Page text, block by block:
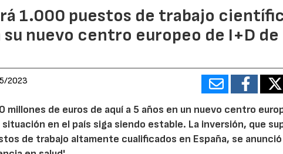
1.000 puestos de trabajo
nuevo centro europeo de I+D de
2023
millones de euros de aquí a 5 años en un nuevo centro
en el país siga siendo estable. La inversión, que
de trabajo altamente cualificados en España, se anunció